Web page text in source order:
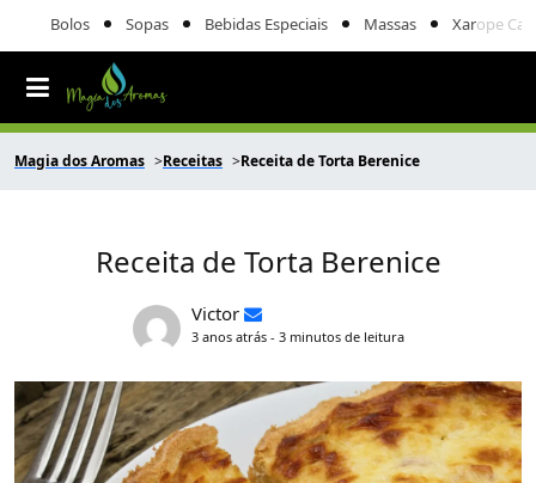
Bolos Sopas Bebidas Especiais Massas Xarope
Magia dos Aromas Receitas Receita de Torta Berenice
Receita de Torta Berenice
Victor
3 anos atrás - 3 minutos de leitura